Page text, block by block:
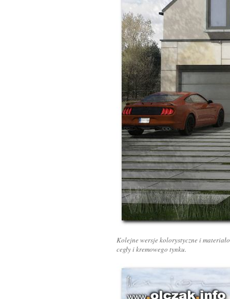
Kolejne wersje kolorystyczne i
cegły i kremowego tynku.